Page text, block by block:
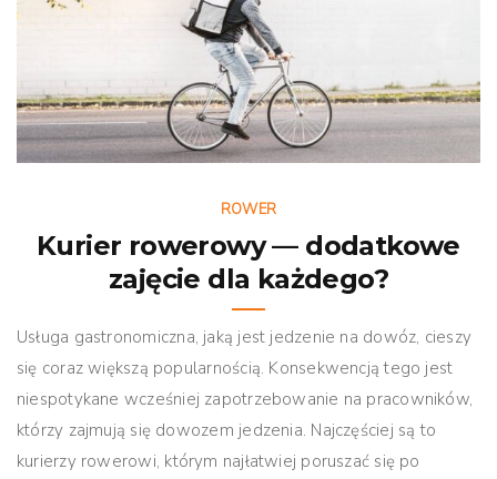
ROWER
Kurier rowerowy — dodatkowe
zajęcie dla każdego?
Usługa gastronomiczna, jaką jest jedzenie na dowóz, cieszy
się coraz większą popularnością. Konsekwencją tego jest
niespotykane wcześniej zapotrzebowanie na pracowników,
którzy zajmują się dowozem jedzenia. Najczęściej są to
kurierzy rowerowi, którym najłatwiej poruszać się po